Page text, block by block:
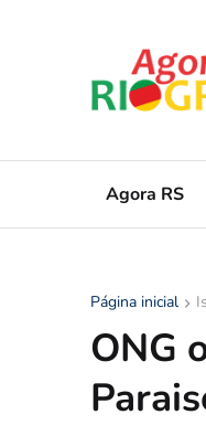
Agora RS
Página inicial
ONG